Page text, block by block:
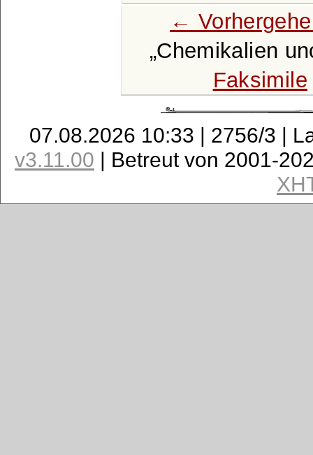
←
Chemikalien
Faksimile
07.08.2026 10:33 | 2756/3 |
v3.11.00 | Betreut von 2001-